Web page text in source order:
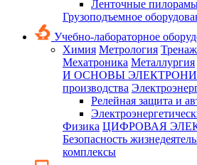
Ленточные
Грузоподъемное
Учебно-лабораторное
Химия Метрология
Мехатроника Металлургия
И ОСНОВЫ
производства
Релейная защита и
Физика ЦИФРОВАЯ
Безопасность
комплексы